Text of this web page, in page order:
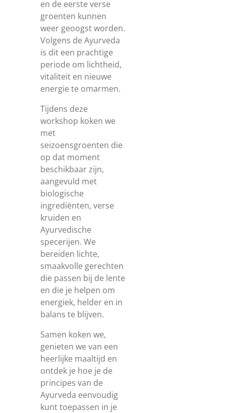
en de eerste verse
groenten kunnen
weer geoogst worden.
Volgens de Ayurveda
is dit een prachtige
periode om lichtheid,
vitaliteit en nieuwe
energie te omarmen.
Tijdens deze
workshop koken we
met
seizoensgroenten die
op dat moment
beschikbaar zijn,
aangevuld met
biologische
ingrediënten, verse
kruiden en
Ayurvedische
specerijen. We
bereiden lichte,
smaakvolle gerechten
die passen bij de lente
en die je helpen om
energiek, helder en in
balans te blijven.
Samen koken we,
genieten we van een
heerlijke maaltijd en
ontdek je hoe je de
principes van de
Ayurveda eenvoudig
kunt toepassen in je